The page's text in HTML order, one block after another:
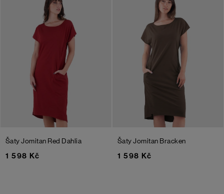
Šaty Jomitan Red Dahlia
1 598 Kč
Šaty Jomitan Bracken
1 598 Kč